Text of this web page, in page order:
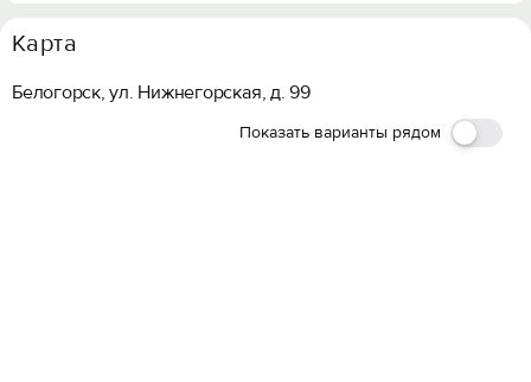
Карта
Белогорск, ул. Нижнегорская, д. 99
Показать варианты рядом